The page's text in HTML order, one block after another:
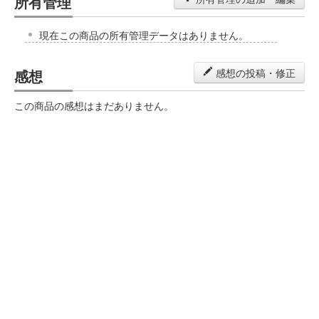
現在この商品の所有管理データはありません。
感想 感想の投稿・修正
この商品の感想はまだありません。